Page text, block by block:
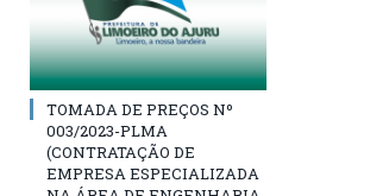
TOMADA DE PREÇOS Nº
003/2023-PLMA
(CONTRATAÇÃO DE
EMPRESA ESPECIALIZADA